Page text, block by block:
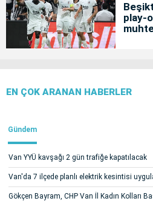
play-
EN ÇOK ARANAN HABERLER
Gündem
Van YYÜ kavşağı 2 gün trafiğe kapatılacak
Van'da 7 ilçede planlı elektrik kesintisi
Gökçen Bayram, CHP Van İl Kadın Kolları